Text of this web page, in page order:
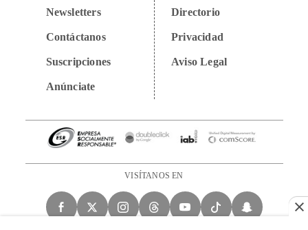
Newsletters
Contáctanos
Suscripciones
Anúnciate
Directorio
Privacidad
Aviso Legal
VISÍTANOS EN